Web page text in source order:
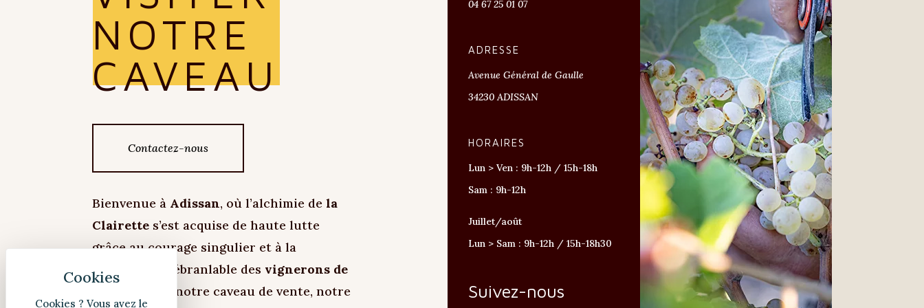
Cookies ? Vous avez le
NOTRE
CAVEAU
Contactez-nous
Bienvenue à Adissan, où l’alchimie dela
Clairette s’est acquise de haute lutte
grâce au courage singulier et à la
conviction inébranlable des vignerons de
. Dans notre caveau de vente, notre
04 67 25 01 07
ADRESSE
Avenue Général de Gaulle
34230 ADISSAN
HORAIRES
Lun > Ven : 9h-12h / 15h-18h
Sam : 9h-12h
Juillet/août
Lun > Sam : 9h-12h / 15h-18h30
Suivez-nous